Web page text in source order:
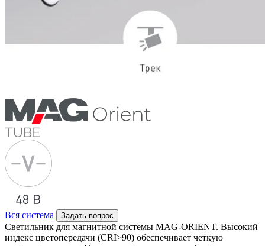
Вся система Задать вопрос
Светильник для магнитной системы MAG-ORIENT. Высокий
индекс цветопередачи (CRI>90) обеспечивает четкую